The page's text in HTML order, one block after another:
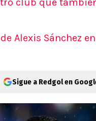
Alexis Sánchez
Sigue a Redgol en